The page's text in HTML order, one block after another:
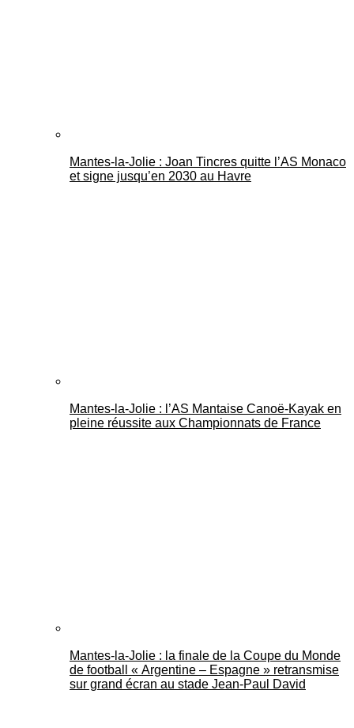
Mantes-la-Jolie : Joan Tincres quitte l’AS Monaco
et signe jusqu’en 2030 au Havre
Mantes-la-Jolie : l’AS Mantaise Canoë‑Kayak en
pleine réussite aux Championnats de France
Mantes-la-Jolie : la finale de la Coupe du Monde
de football « Argentine – Espagne » retransmise
sur grand écran au stade Jean-Paul David